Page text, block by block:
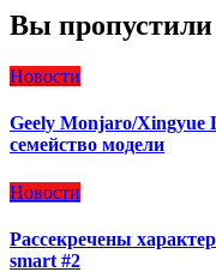
Вы пропустили
Новости
Geely Monjaro/Xingyue
семейство модели
Новости
Рассекречены
smart #2